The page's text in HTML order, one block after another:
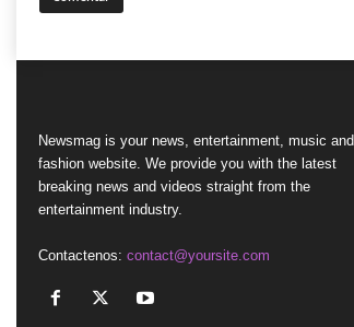
Newsmag is your news, entertainment, music and
fashion website. We provide you with the latest
breaking news and videos straight from the
entertainment industry.
Contactenos: contact@yoursite.com